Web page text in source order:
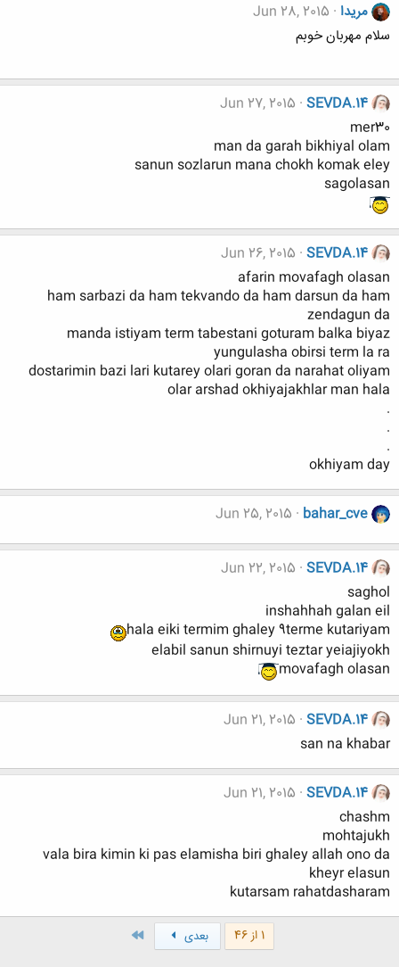
مریدا Jun 28, 2015
سلام مهربان خوبم
SEVDA.14
Jun 27, 2015
mer30
man da garah bikhiyal olam
sanun sozlarun mana chokh komak eley
sagolasan
SEVDA.14
Jun 26, 2015
afarin movafagh olasan
ham sarbazi da ham tekvando da ham darsun da ham
zendagun da
manda istiyam term tabestani goturam balka biyaz
yungulasha obirsi term la ra
dostarimin bazi lari kutarey olari goran da narahat oliyam
olar arshad okhiyajakhlar man hala
.
.
.
okhiyam day
bahar_cve
Jun 25, 2015
SEVDA.14
Jun 22, 2015
saghol
inshahhah galan eil
hala eiki termim ghaley 9terme kutariyam
elabil sanun shirnuyi teztar yeiajiyokh
movafagh olasan
SEVDA.14
Jun 21, 2015
san na khabar
SEVDA.14
Jun 21, 2015
chashm
mohtajukh
vala bira kimin ki pas elamisha biri ghaley allah ono da
kheyr elasun
kutarsam rahatdasharam
1 از 46 بعدی